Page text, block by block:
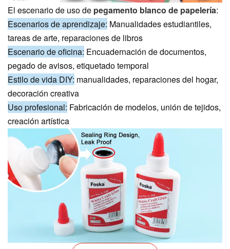
El escenario de uso de pegamento blanco de papelería:
Escenarios de aprendizaje: Manualidades estudiantiles,
tareas de arte, reparaciones de libros
Escenario de oficina: Encuadernación de documentos,
pegado de avisos, etiquetado temporal
Estilo de vida DIY: manualidades, reparaciones del hogar,
decoración creativa
Uso profesional: Fabricación de modelos, unión de tejidos,
creación artística